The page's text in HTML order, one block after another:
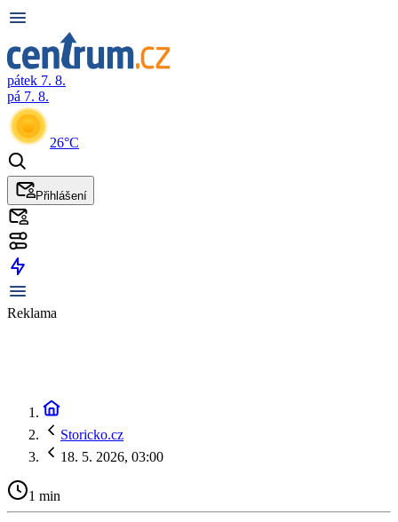
pátek 7. 8.
pá 7. 8.
26°C
Přihlášení
Reklama
Storicko.cz
18. 5. 2026, 03:00
1 min